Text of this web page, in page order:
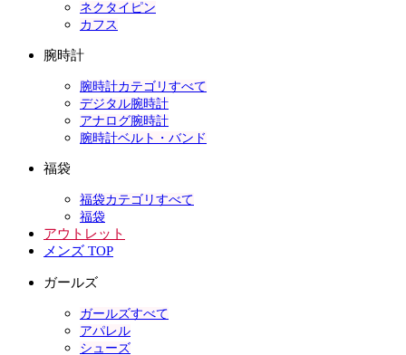
ネクタイピン
カフス
腕時計
腕時計カテゴリすべて
デジタル腕時計
アナログ腕時計
腕時計ベルト・バンド
福袋
福袋カテゴリすべて
福袋
アウトレット
メンズ TOP
ガールズ
ガールズすべて
アパレル
シューズ